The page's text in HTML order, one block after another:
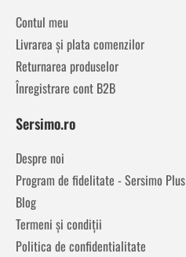
Contul meu
Livrarea și plata comenzilor
Returnarea produselor
Înregistrare cont B2B
Sersimo.ro
Despre noi
Program de fidelitate - Sersimo Plus
Blog
Termeni și condiții
Politica de confidentialitate